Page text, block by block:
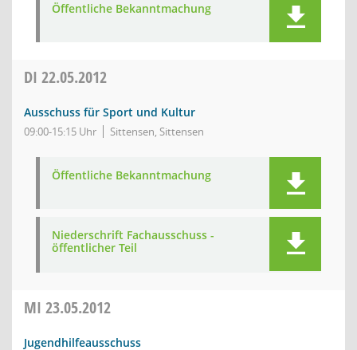
Öffentliche Bekanntmachung
DI 22.05.2012
Ausschuss für Sport und Kultur
09:00-15:15 Uhr Sittensen, Sittensen
Öffentliche Bekanntmachung
Niederschrift Fachausschuss -
öffentlicher Teil
MI 23.05.2012
Jugendhilfeausschuss